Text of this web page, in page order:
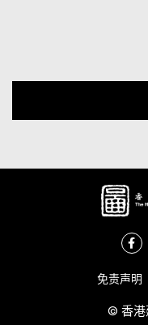
免责声明
© 香港